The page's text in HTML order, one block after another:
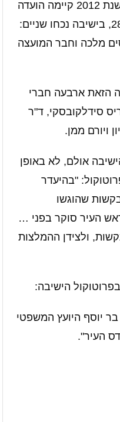
מכאן שימו לב היטב. במהלך שנת 2012 קיימה הועדה
ישיבה אחת בתאריך 28.5.2012, בישיבה נכחו שניים:
מלכה וחבר המועצה
הזאת ארבעה חברי
סידלקובסקי, ד"ר
ויורם ממן.
אולם, לא באופן
"בהיעדר
שהוגשו
העיר סוקר בפני …
ולצידן ההמלצות
הישיבה:
יוסף היועץ המשפטי
העיר".